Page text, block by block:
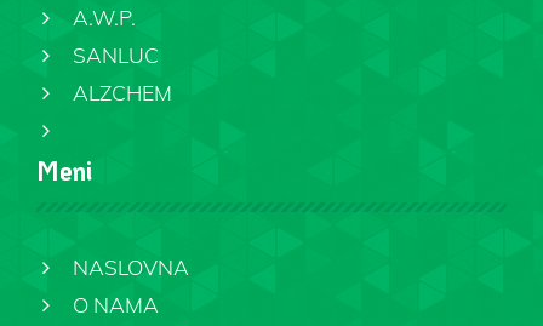
A.W.P.
SANLUC
ALZCHEM
Meni
NASLOVNA
O NAMA